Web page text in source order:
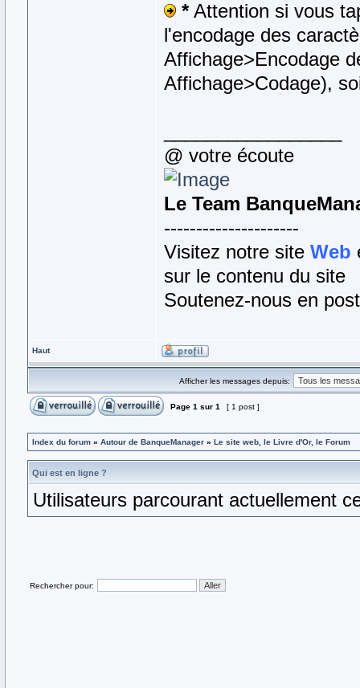
*Attention si vous
l'encodage des
Affichage>Encodage
Affichage>Codage),
@ votre écoute
Le Team
---------------------
Visitez notre site Web
sur le contenu du site
Soutenez-nous en
Haut
Afficher les messages depuis:
Page 1 sur 1 [ 1 post ]
Index du forum » Autour de BanqueManager » Le site web, le Livre d'Or, le Forum
Qui est en ligne ?
Utilisateurs parcourant actuellement
Rechercher pour: